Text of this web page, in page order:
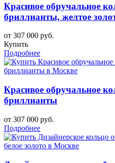
Красивое обручальное
бриллианты, желтое
от 307 000 руб.
Купить
Подробнее
Красивое обручальное
бриллианты
от 307 000 руб.
Подробнее